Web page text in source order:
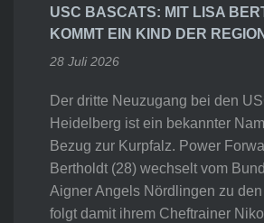
USC BASCATS: MIT LISA
KOMMT EIN KIND DER REGION
28 Juli 2026
Der dritte Neuzugang bei den
Heidelberg ist ein bekannter
Bezug zur Kurpfalz. Power
Bertholdt (28) wechselt vom
Aigner Angels Nördlingen zu
folgt damit ihrem Cheftrainer